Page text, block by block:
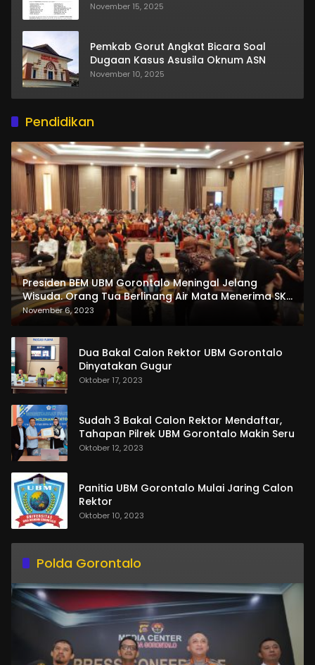
November 15, 2025
Pemkab Gorut Angkat Bicara Soal
Dugaan Kasus Asusila Oknum ASN
November 10, 2025
Pendidikan
Presiden BEM UBM Gorontalo Meningal Jelang
Wisuda. Orang Tua Berlinang Air Mata Menerima SKL
dan Pemasangan Salempang
November 6, 2023
Dua Bakal Calon Rektor UBM Gorontalo
Dinyatakan Gugur
Oktober 17, 2023
Sudah 3 Bakal Calon Rektor Mendaftar,
Tahapan Pilrek UBM Gorontalo Makin Seru
Oktober 12, 2023
Panitia UBM Gorontalo Mulai Jaring Calon
Rektor
Oktober 10, 2023
Polda Gorontalo